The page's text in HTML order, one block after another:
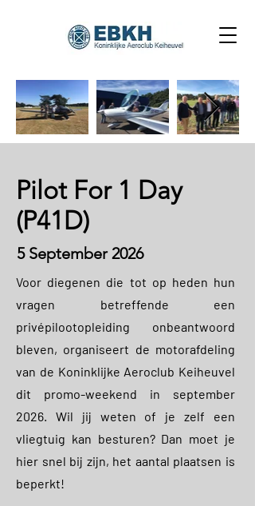
Pilot For 1 Day
(P41D)
5 September 2026
Voor diegenen die tot op heden hun
vragen betreffende een
privépilootopleiding onbeantwoord
bleven, organiseert de motorafdeling
van de Koninklijke Aeroclub Keiheuvel
dit promo-weekend in september
2026. Wil jij weten of je zelf een
vliegtuig kan besturen? Dan moet je
hier snel bij zijn, het aantal plaatsen is
beperkt!